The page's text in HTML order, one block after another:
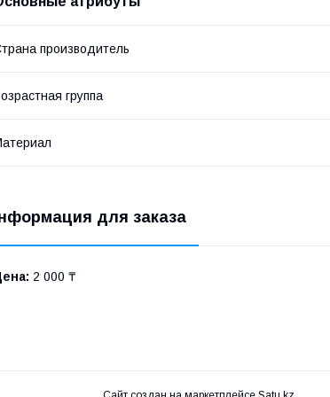
производитель
группа
для заказа
2 000 ₸